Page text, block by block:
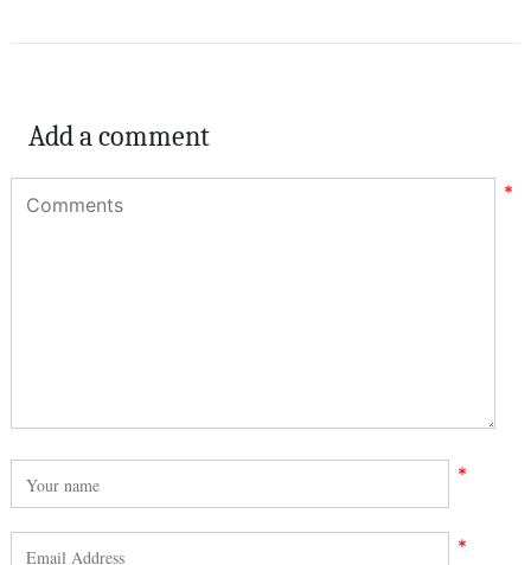
Add a comment
*
*
*